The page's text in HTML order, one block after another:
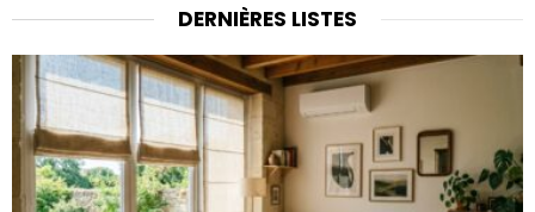
DERNIÈRES LISTES